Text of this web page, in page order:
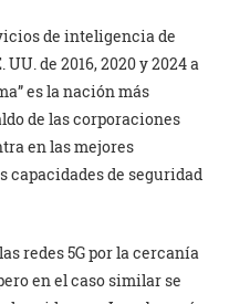
de inteligencia de
de 2016, 2020 y 2024 a
es la nación más
de las corporaciones
en las mejores
capacidades de seguridad
redes 5G por la cercanía
en el caso similar se